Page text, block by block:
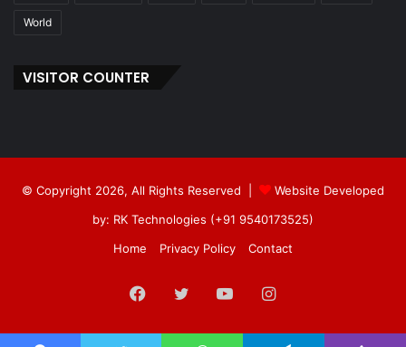
World
VISITOR COUNTER
© Copyright 2026, All Rights Reserved |
Website Developed
by: RK Technologies (+91 9540173525)
Home
Privacy Policy Contact
Facebook
TwitterYouTubeInstagram